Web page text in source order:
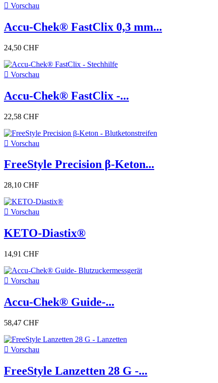
 Vorschau
Accu-Chek® FastClix 0,3 mm...
24,50 CHF
 Vorschau
Accu-Chek® FastClix -...
22,58 CHF
 Vorschau
FreeStyle Precision β-Keton...
28,10 CHF
 Vorschau
KETO-Diastix®
14,91 CHF
 Vorschau
Accu-Chek® Guide-...
58,47 CHF
 Vorschau
FreeStyle Lanzetten 28 G -...